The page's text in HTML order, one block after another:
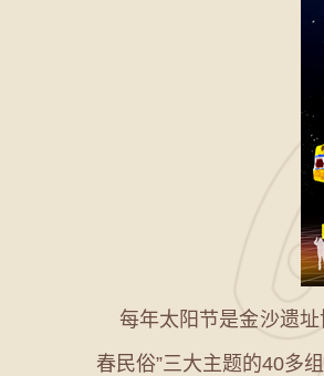
每年太阳节是金沙遗址
春民俗”三大主题的40多